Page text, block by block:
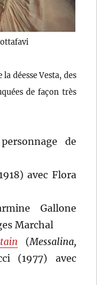
déesse Vesta, des
de façon très
de
avec Flora
Gallone
Marchal
(Messalina,
(1977) avec